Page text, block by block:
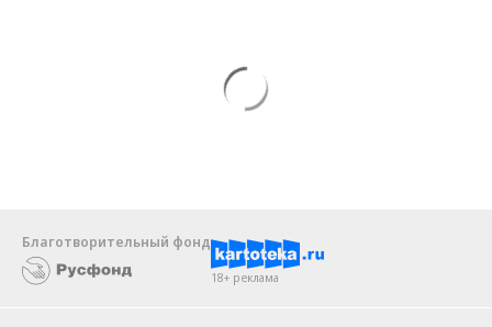
Благотворительный фонд
18+ реклама